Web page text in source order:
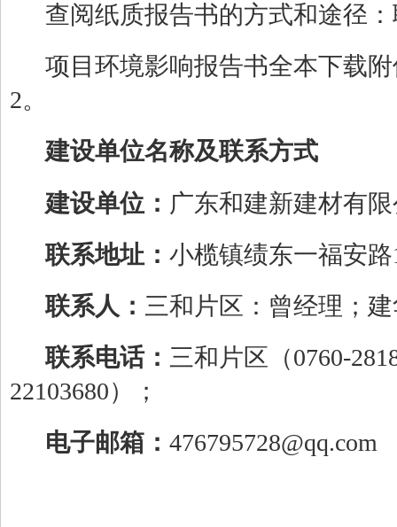
查阅纸质报告书的方式和途径
项目环境影响报告书全本下载
2。
建设单位名称及联系方式
建设单位： 广东和建新建材有
联系地址：小榄镇绩东一福安路
联系人： 三和片区：曾经理；
联系电话： 三和片区（0760-
22103680）；
电子邮箱：476795728@qq.com